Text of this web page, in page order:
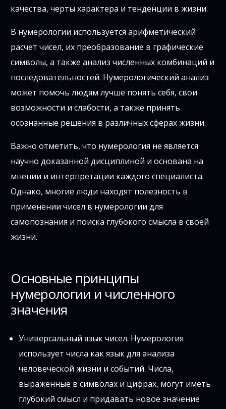
качества, черты характера и тенденции в жизни.
В нумерологии используется арифметический
расчет чисел, их преобразование в графические
символы, а также анализ численных комбинаций и
последовательностей. Нумерологический анализ
может помочь людям лучше понять себя, свои
возможности и слабости, а также принять
осознанные решения в различных сферах жизни.
Важно отметить, что нумерология не является
научно доказанной дисциплиной и основана на
мнении и интерпретации каждого специалиста.
Однако, многие люди находят полезность в
применении чисел в нумерологии для
самопознания и поиска глубокого смысла в своей
жизни.
Основные принципы
нумерологии и численного
значения
Универсальный язык чисел. Нумерология
использует числа как язык для анализа
человеческой жизни и событий. Числа,
выраженные в символах и цифрах, могут иметь
глубокий смысл и придавать новое значение